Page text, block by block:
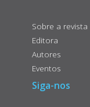
Sobre a revista
Editora
Autores
Eventos
Siga-nos